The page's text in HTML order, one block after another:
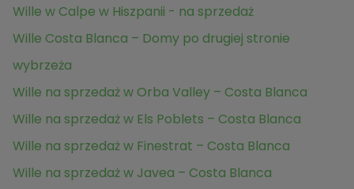
Wille w Calpe w Hiszpanii - na sprzedaż
Wille Costa Blanca – Domy po drugiej stronie
wybrzeża
Wille na sprzedaż w Orba Valley – Costa Blanca
Wille na sprzedaż w Els Poblets – Costa Blanca
Wille na sprzedaż w Finestrat – Costa Blanca
Wille na sprzedaż w Javea – Costa Blanca